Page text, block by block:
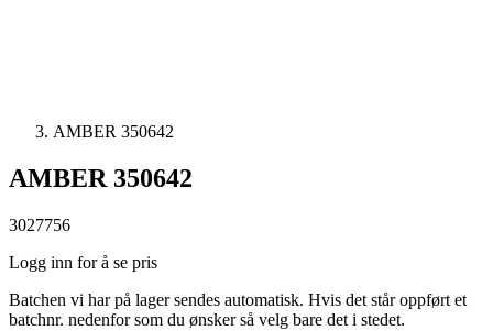
AMBER 350642
AMBER 350642
3027756
Logg inn for å se pris
Batchen vi har på lager sendes automatisk. Hvis det står oppført et
batchnr. nedenfor som du ønsker så velg bare det i stedet.